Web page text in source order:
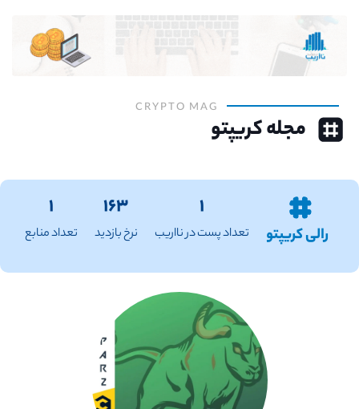
CRYPTO MAG
مجله کریپتو
رالی کریپتو
۱
تعداد پست در نااریب
۱۶۳
نرخ بازدید
۱
تعداد منابع